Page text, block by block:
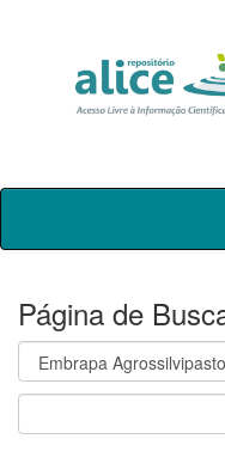
Skip
Página de